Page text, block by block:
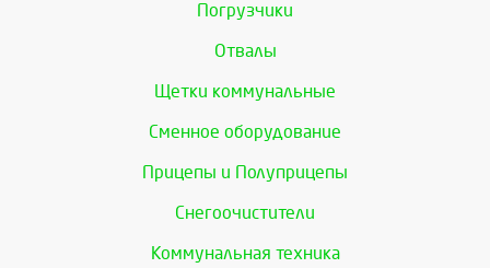
Погрузчики
Отвалы
Щетки коммунальные
Сменное оборудование
Прицепы и Полуприцепы
Снегоочистители
Коммунальная техника